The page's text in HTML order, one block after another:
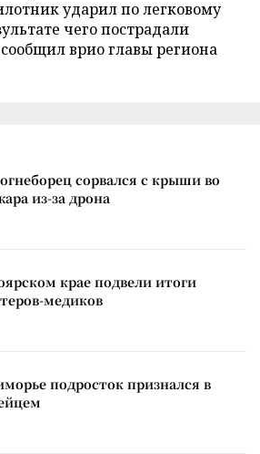
ударил по легковому
чего пострадали
врио главы региона
сорвался с крыши во
из-за дрона
крае подвели итоги
медиков
подросток признался в